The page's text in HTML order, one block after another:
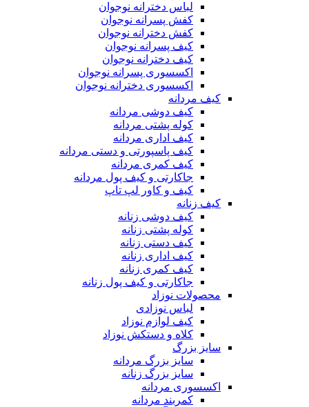
لباس دخترانه نوجوان
کفش پسرانه نوجوان
کفش دخترانه نوجوان
کیف پسرانه نوجوان
کیف دخترانه نوجوان
اکسسوری پسرانه نوجوان
اکسسوری دخترانه نوجوان
کیف مردانه
کیف دوشی مردانه
کوله پشتی مردانه
کیف اداری مردانه
کیف پاسپورتی و دستی مردانه
کیف کمری مردانه
جاکارتی و کیف پول مردانه
کیف و کاور لپ تاپ
کیف زنانه
کیف دوشی زنانه
کوله پشتی زنانه
کیف دستی زنانه
کیف اداری زنانه
کیف کمری زنانه
جاکارتی و کیف پول زنانه
محصولات نوزاد
لباس نوزادی
کیف لوازم نوزاد
کلاه و دستکش نوزاد
سایز بزرگ
سایز بزرگ مردانه
سایز بزرگ زنانه
اکسسوری مردانه
کمربند مردانه